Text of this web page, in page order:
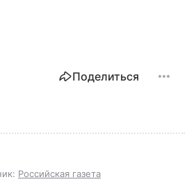
Поделиться
Российская газета